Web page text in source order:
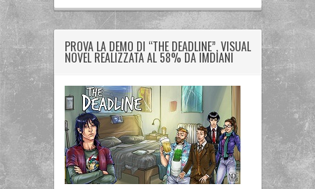
PROVA LA DEMO DI “THE DEADLINE”, VISUAL
NOVEL REALIZZATA AL 58% DA IMDIANI